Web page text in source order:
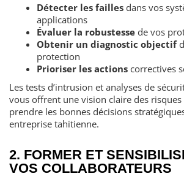
Détecter les failles dans vos
applications
Évaluer la robustesse de vos
Obtenir un diagnostic objectif
protection
Prioriser les actions correctives
Les tests d’intrusion et analyses de
vous offrent une vision claire des
prendre les bonnes décisions
entreprise tahitienne.
2. FORMER ET
VOS COLLABORATEURS